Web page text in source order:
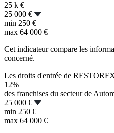
25 k €
25 000 €
min 250 €
max 64 000 €
Cet indicateur compare les
concerné.
Les droits d'entrée de
12%
des franchises du secteur de
25 000 €
min 250 €
max 64 000 €